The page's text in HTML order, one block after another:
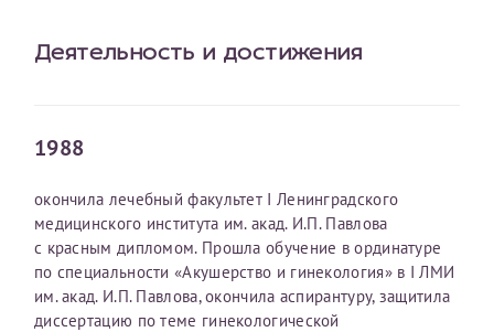
Деятельность и достижения
1988
окончила лечебный факультет I Ленинградского
медицинского института им. акад. И.П. Павлова
с красным дипломом. Прошла обучение в ординатуре
по специальности «Акушерство и гинекология» в I ЛМИ
им. акад. И.П. Павлова, окончила аспирантуру, защитила
диссертацию по теме гинекологической
ИНН Налогоплательщика*
налогоплательщик, тот, кто будет получать вычет - ФИО